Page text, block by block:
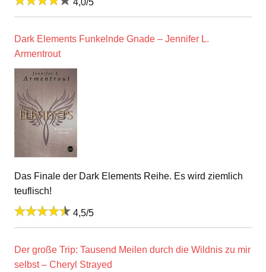
Dark Elements Funkelnde Gnade – Jennifer L.
Armentrout
Das Finale der Dark Elements Reihe. Es wird ziemlich
teuflisch!
4,5/5
Der große Trip: Tausend Meilen durch die Wildnis zu mir
selbst – Cheryl Strayed